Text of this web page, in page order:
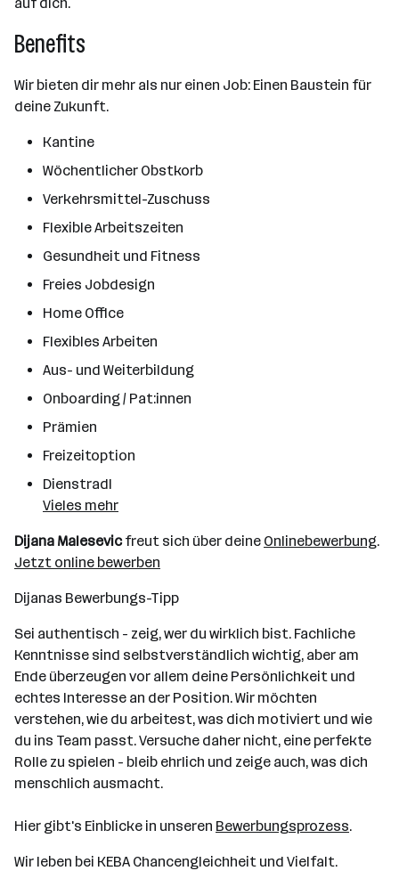
Benefits
Wir bieten dir mehr als nur einen Job: Einen Baustein für
deine Zukunft.
Kantine
Wöchentlicher Obstkorb
Verkehrsmittel-Zuschuss
Flexible Arbeitszeiten
Gesundheit und Fitness
Freies Jobdesign
Home Office
Flexibles Arbeiten
Aus- und Weiterbildung
Onboarding / Pat:innen
Prämien
Freizeitoption
Dienstradl
Vieles mehr
Dijana Malesevicfreut sich über deine Onlinebewerbung.
Jetzt online bewerben
Dijanas Bewerbungs-Tipp
Sei authentisch - zeig, wer du wirklich bist. Fachliche
Kenntnisse sind selbstverständlich wichtig, aber am
Ende überzeugen vor allem deine Persönlichkeit und
echtes Interesse an der Position. Wir möchten
verstehen, wie du arbeitest, was dich motiviert und wie
du ins Team passt. Versuche daher nicht, eine perfekte
Rolle zu spielen - bleib ehrlich und zeige auch, was dich
menschlich ausmacht.
Hier gibt's Einblicke in unseren Bewerbungsprozess.
Wir leben bei KEBA Chancengleichheit und Vielfalt.